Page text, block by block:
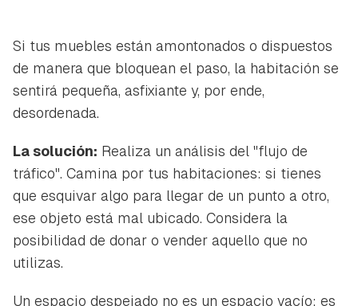
Si tus muebles están amontonados o dispuestos
de manera que bloquean el paso, la habitación se
sentirá pequeña, asfixiante y, por ende,
desordenada.
La solución: Realiza un análisis del "flujo de
tráfico". Camina por tus habitaciones: si tienes
que esquivar algo para llegar de un punto a otro,
ese objeto está mal ubicado. Considera la
posibilidad de donar o vender aquello que no
utilizas.
Un espacio despejado no es un espacio vacío; es